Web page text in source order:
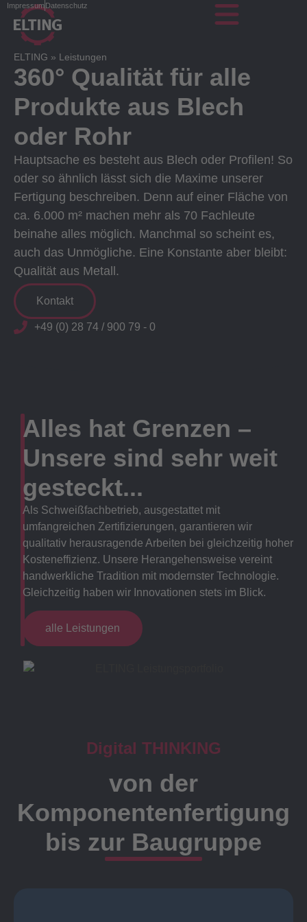
ImpressumDatenschutz
ELTING » Leistungen
360° Qualität für alle
Produkte aus Blech
oder Rohr
Hauptsache es besteht aus Blech oder Profilen! So
oder so ähnlich lässt sich die Maxime unserer
Fertigung beschreiben. Denn auf einer Fläche von
ca. 6.000 m² machen mehr als 70 Fachleute
beinahe alles möglich. Manchmal so scheint es,
auch das Unmögliche. Eine Konstante aber bleibt:
Qualität aus Metall.
Kontakt
+49 (0) 28 74 / 900 79 - 0
Alles hat Grenzen –
Unsere sind sehr weit
gesteckt...
Als Schweißfachbetrieb, ausgestattet mit
umfangreichen Zertifizierungen, garantieren wir
qualitativ herausragende Arbeiten bei gleichzeitig hoher
Kosteneffizienz. Unsere Herangehensweise vereint
handwerkliche Tradition mit modernster Technologie.
Gleichzeitig haben wir Innovationen stets im Blick.
alle Leistungen
Digital THINKING
von der
Komponentenfertigung
bis zur Baugruppe